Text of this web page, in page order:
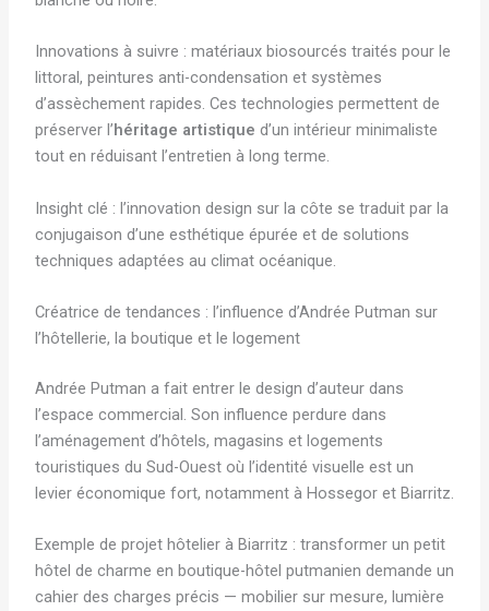
Innovations à suivre : matériaux biosourcés traités pour le
littoral, peintures anti-condensation et systèmes
d’assèchement rapides. Ces technologies permettent de
préserver l’héritage artistique d’un intérieur minimaliste
tout en réduisant l’entretien à long terme.
Insight clé : l’innovation design sur la côte se traduit par la
conjugaison d’une esthétique épurée et de solutions
techniques adaptées au climat océanique.
Créatrice de tendances : l’influence d’Andrée Putman sur
l’hôtellerie, la boutique et le logement
Andrée Putman a fait entrer le design d’auteur dans
l’espace commercial. Son influence perdure dans
l’aménagement d’hôtels, magasins et logements
touristiques du Sud-Ouest où l’identité visuelle est un
levier économique fort, notamment à Hossegor et Biarritz.
Exemple de projet hôtelier à Biarritz : transformer un petit
hôtel de charme en boutique-hôtel putmanien demande un
cahier des charges précis — mobilier sur mesure, lumière